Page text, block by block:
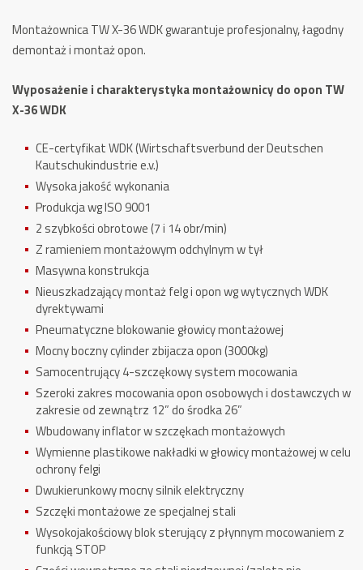
Montażownica TW X-36 WDK gwarantuje profesjonalny, łagodny
demontaż i montaż opon.
Wyposażenie i charakterystyka montażownicy do opon TW
X-36 WDK
CE-certyfikat WDK (Wirtschaftsverbund der Deutschen
Kautschukindustrie e.v.)
Wysoka jakość wykonania
Produkcja wg ISO 9001
2 szybkości obrotowe (7 i 14 obr/min)
Z ramieniem montażowym odchylnym w tył
Masywna konstrukcja
Nieuszkadzający montaż felg i opon wg wytycznych WDK
dyrektywami
Pneumatyczne blokowanie głowicy montażowej
Mocny boczny cylinder zbijacza opon (3000kg)
Samocentrujący 4-szczękowy system mocowania
Szeroki zakres mocowania opon osobowych i dostawczych w
zakresie od zewnątrz 12” do środka 26”
Wbudowany inflator w szczękach montażowych
Wymienne plastikowe nakładki w głowicy montażowej w celu
ochrony felgi
Dwukierunkowy mocny silnik elektryczny
Szczęki montażowe ze specjalnej stali
Wysokojakościowy blok sterujący z płynnym mocowaniem z
funkcją STOP